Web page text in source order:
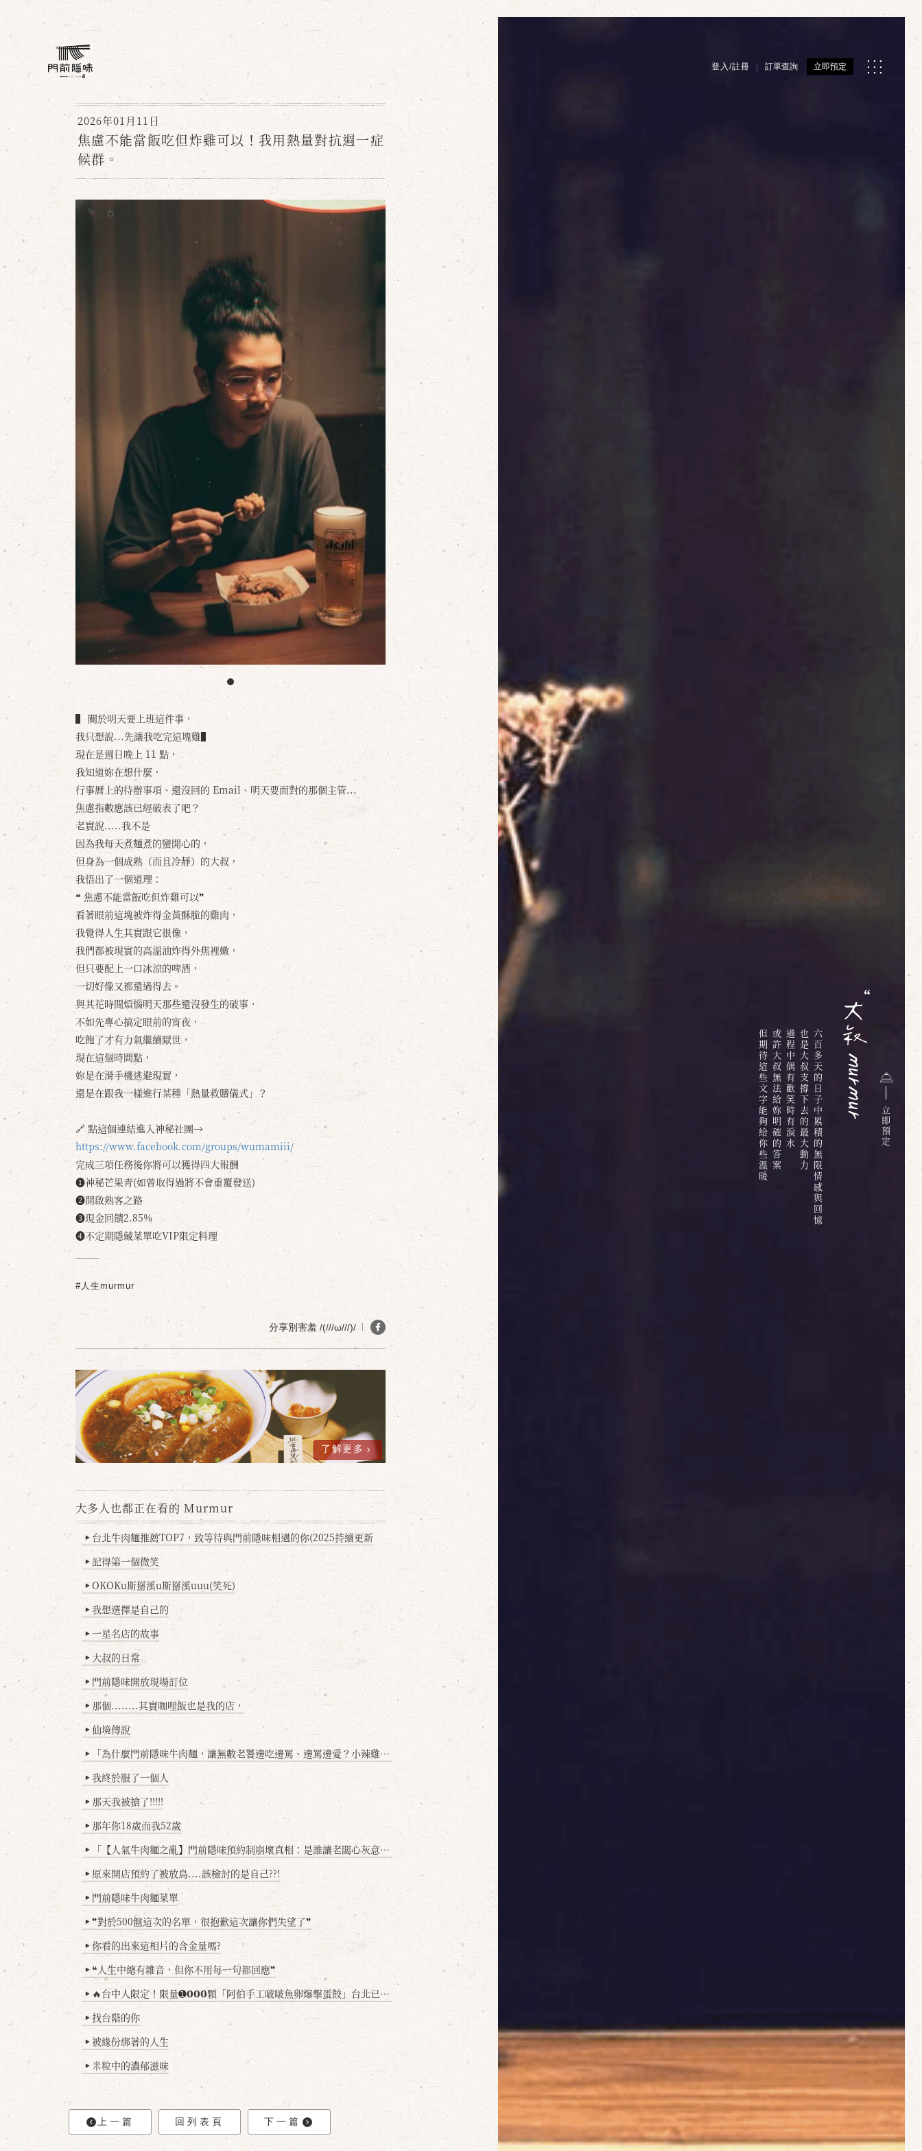
登入/註冊 訂單查詢 立即預定
六百多天的日子中累積的無限情感與回憶
也是大叔支撐下去的最大動力
過程中偶有歡笑時有淚水
或許大叔無法給妳明確的答案
但期待這些文字能夠給你些溫暖
2026年01月11日
焦慮不能當飯吃但炸雞可以！我用熱量對抗週一症
候群。
▌ 關於明天要上班這件事，
我只想說...先讓我吃完這塊雞▌
現在是週日晚上 11 點，
我知道妳在想什麼，
行事曆上的待辦事項、還沒回的 Email、明天要面對的那個主管...
焦慮指數應該已經破表了吧？
老實說.....我不是
因為我每天煮麵煮的蠻開心的，
但身為一個成熟（而且冷靜）的大叔，
我悟出了一個道理：
❝ 焦慮不能當飯吃但炸雞可以❞
看著眼前這塊被炸得金黃酥脆的雞肉，
我覺得人生其實跟它很像，
我們都被現實的高溫油炸得外焦裡嫩，
但只要配上一口冰涼的啤酒，
一切好像又都還過得去。
與其花時間煩惱明天那些還沒發生的破事，
不如先專心搞定眼前的宵夜，
吃飽了才有力氣繼續厭世，
現在這個時間點，
妳是在滑手機逃避現實，
還是在跟我一樣進行某種「熱量救贖儀式」？
🔗 點這個連結進入神秘社團→
https://www.facebook.com/groups/wumamiii/
完成三項任務後你將可以獲得四大報酬
❶神秘芒果青(如曾取得過將不會重覆發送)
❷開啟熟客之路
❸現金回饋2.85%
❹不定期隱藏菜單吃VIP限定料理
#人生murmur
分享別害羞 /(///ω///)/
了解更多
大多人也都正在看的 Murmur
▶ 台北牛肉麵推薦TOP7，致等待與門前隱味相遇的你(2025持續更新
▶ 記得第一個微笑
▶ OKOKu斯掰溪u斯掰溪uuu(笑死)
▶ 我想選擇是自己的
▶ 一星名店的故事
▶ 大叔的日常
▶ 門前隱味開放現場訂位
▶ 那個........其實咖哩飯也是我的店，
▶ 仙境傳說
▶ 「為什麼門前隱味牛肉麵，讓無數老饕邊吃邊罵、邊罵邊愛？小辣雞揭密！」
▶ 我終於服了一個人
▶ 那天我被搶了!!!!!
▶ 那年你18歲而我52歲
▶ 「【人氣牛肉麵之亂】門前隱味預約制崩壞真相：是誰讓老闆心灰意冷？」
▶ 原來開店預約了被放鳥....該檢討的是自己??!
▶ 門前隱味牛肉麵菜單
▶ ❞對於500盤這次的名單，很抱歉這次讓你們失望了❞
▶ 你看的出來這相片的含金量嗎?
▶ ❝人生中總有雜音，但你不用每一句都回應❞
▶ 🔥台中人限定！限量➊𝟬𝟬𝟬顆「阿伯手工啵啵魚卵爆擊蛋餃」台北已被搶爆2萬顆，最後名額門前隱味只留給你！🥟💥
▶ 找台階的你
▶ 被緣份綁著的人生
▶ 米粒中的濃郁滋味
回列表頁
上一篇 下一篇
立
即
預
定